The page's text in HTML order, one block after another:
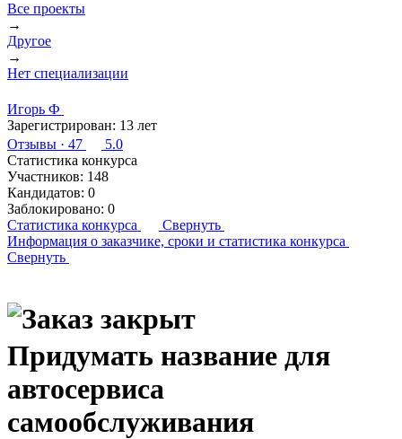
Все проекты
→
Другое
→
Нет специализации
Игорь Ф
Зарегистрирован: 13 лет
Отзывы · 47
5.0
Статистика конкурса
Участников: 148
Кандидатов: 0
Заблокировано: 0
Статистика конкурса
Свернуть
Информация о заказчике, сроки и статистика конкурса
Свернуть
Придумать название для
автосервиса
самообслуживания